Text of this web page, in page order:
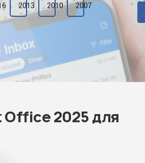
2013
2010
2007
2025 для